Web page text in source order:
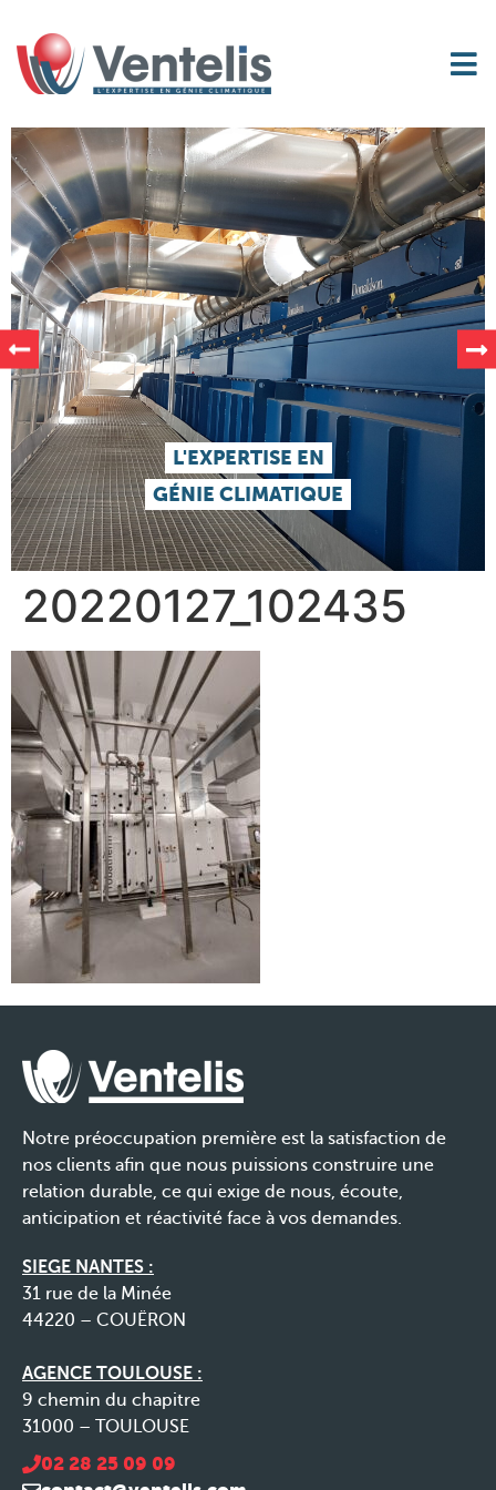
L'EXPERTISE EN
GÉNIE CLIMATIQUE
20220127_102435
Notre préoccupation première est la satisfaction de
nos clients afin que nous puissions construire une
relation durable, ce qui exige de nous, écoute,
anticipation et réactivité face à vos demandes.
SIEGE NANTES :
31 rue de la Minée
44220 – COUËRON
AGENCE TOULOUSE :
9 chemin du chapitre
31000 – TOULOUSE
02 28 25 09 09